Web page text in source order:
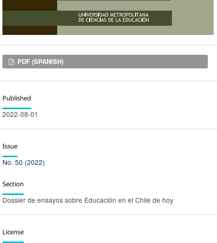
Downloads
PDF (SPANISH)
Published
2022-08-01
Issue
No. 50 (2022)
Section
Dossier de ensayos sobre Educación en el Chile de hoy
License